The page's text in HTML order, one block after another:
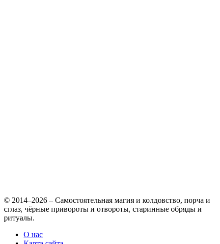
© 2014–2026 – Самостоятельная магия и колдовство, порча и
сглаз, чёрные привороты и отвороты, старинные обряды и
ритуалы.
О нас